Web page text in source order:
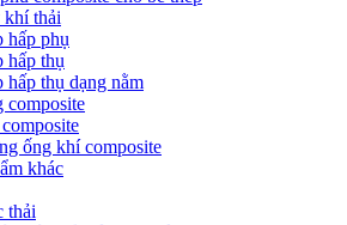
thải
hấp phụ
hấp thụ
hấp thụ dạng nằm
ống khí composite
khác
thải